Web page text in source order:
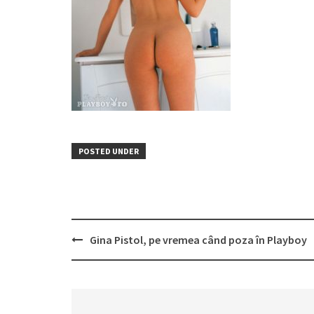
POSTED UNDER
PostGina Pistol, pe vremea când poza în Playboy